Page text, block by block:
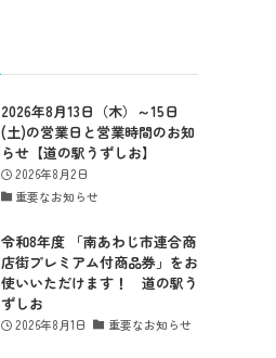
2026年8月13日（木）～15日
(土)の営業日と営業時間のお知
らせ【道の駅うずしお】
2026年8月2日
重要なお知らせ
令和8年度 「南あわじ市連合商
店街プレミアム付商品券」をお
使いいただけます！ 道の駅う
ずしお
2026年8月1日 重要なお知らせ